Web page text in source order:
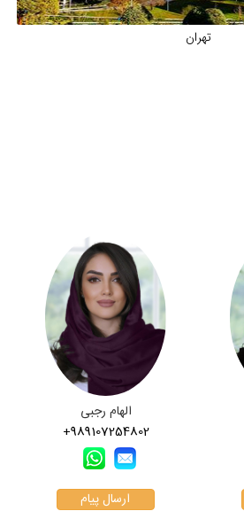
تهران
الهام رجبی
+989107254802
ارسال پیام